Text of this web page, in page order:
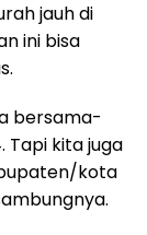
jauh di
ini bisa
bersama-
Tapi kita juga
kota